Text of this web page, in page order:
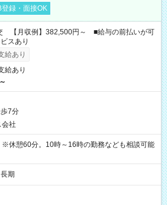
登録・面接OK
【月収例】382,500円～ ■給与の前払いが可
スあり
給あり
給あり
7分
社
休憩60分。10時～16時の勤務なども相談可能
期